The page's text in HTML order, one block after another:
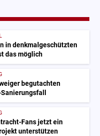
in denkmalgeschützten
das möglich
begutachten
Fans jetzt ein
unterstützen